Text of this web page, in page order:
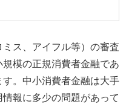
ス、アイフル等）の審査
模の正規消費者金融であ
。中小消費者金融は大手
報に多少の問題があって